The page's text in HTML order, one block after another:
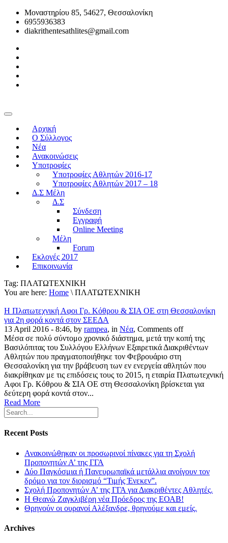
Μοναστηρίου 85, 54627, Θεσσαλονίκη
6955936383
diakrithentesathlites@gmail.com
Αρχική
O Σύλλογος
Νέα
Ανακοινώσεις
Υποτροφίες
Υποτροφίες Αθλητών 2016-17
Υποτροφίες Αθλητών 2017 – 18
Δ.Σ Μέλη
Δ.Σ
Σύνδεση
Εγγραφή
Online Meeting
Μέλη
Forum
Εκλογές 2017
Επικοινωνία
Tag: ΠΛΑΤΩΤΕΧΝΙΚΗ
You are here: Home \ ΠΛΑΤΩΤΕΧΝΙΚΗ
Η Πλατωτεχνική Αφοι Γρ. Κόθρου & ΣΙΑ ΟΕ στη Θεσσαλονίκη
για 2η φορά κοντά στον ΣΕΕΔΑ
13 April 2016 - 8:46, by rampea, in Νέα, Comments off
Μέσα σε πολύ σύντομο χρονικό διάστημα, μετά την κοπή της
Βασιλόπιτας του Συλλόγου Ελλήνων Εξαιρετικά Διακριθέντων
Αθλητών που πραγματοποιήθηκε τον Φεβρουάριο στη
Θεσσαλονίκη για την βράβευση των εν ενεργεία αθλητών που
διακρίθηκαν με τις επιδόσεις τους το 2015, η εταιρία Πλατωτεχνική
Αφοι Γρ. Κόθρου & ΣΙΑ ΟΕ στη Θεσσαλονίκη βρίσκεται για
δεύτερη φορά κοντά στον...
Read More
Recent Posts
Ανακοινώθηκαν οι προσωρινοί πίνακες για τη Σχολή
Προπονητών Α’ της ΓΓΑ
Δύο Παγκόσμια ή Πανευρωπαϊκά μετάλλια ανοίγουν τον
δρόμο για τον διορισμό “Τιμής Ένεκεν”.
Σχολή Προπονητών Α’ της ΓΓΑ για Διακριθέντες Αθλητές.
Η Θεανώ Ζαγκλιβέρη νέα Πρόεδρος της ΕΟΑΒ!
Θρηνούν οι ουρανοί Αλέξανδρε, θρηνούμε και εμείς.
Archives